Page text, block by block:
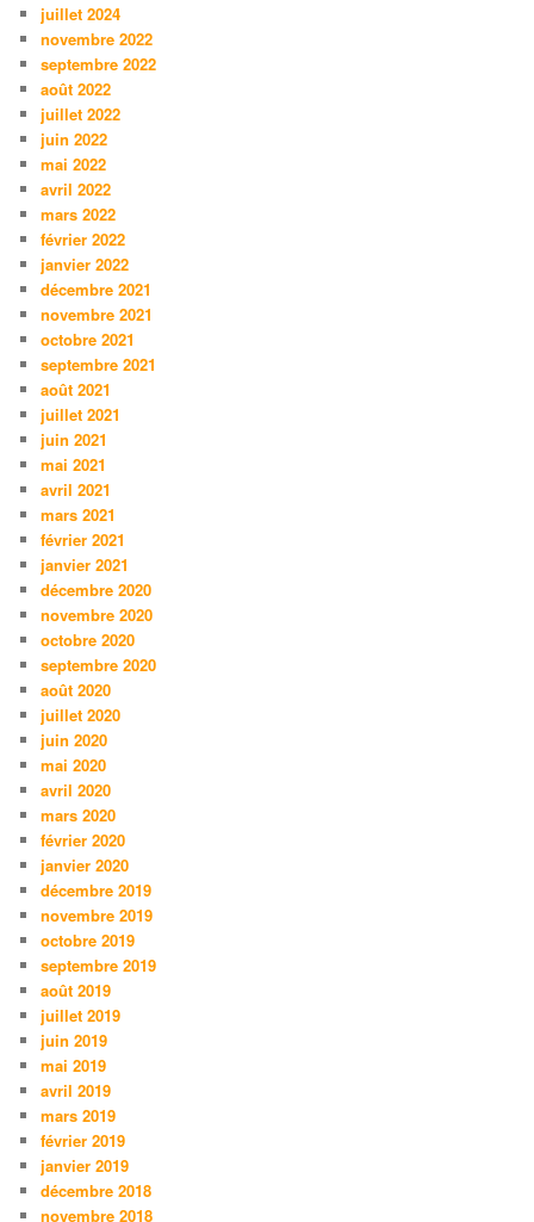
juillet 2024
novembre 2022
septembre 2022
août 2022
juillet 2022
juin 2022
mai 2022
avril 2022
mars 2022
février 2022
janvier 2022
décembre 2021
novembre 2021
octobre 2021
septembre 2021
août 2021
juillet 2021
juin 2021
mai 2021
avril 2021
mars 2021
février 2021
janvier 2021
décembre 2020
novembre 2020
octobre 2020
septembre 2020
août 2020
juillet 2020
juin 2020
mai 2020
avril 2020
mars 2020
février 2020
janvier 2020
décembre 2019
novembre 2019
octobre 2019
septembre 2019
août 2019
juillet 2019
juin 2019
mai 2019
avril 2019
mars 2019
février 2019
janvier 2019
décembre 2018
novembre 2018